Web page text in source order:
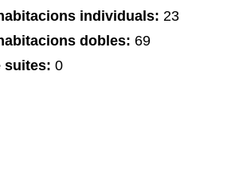
individuals: 23
dobles: 69
suites: 0